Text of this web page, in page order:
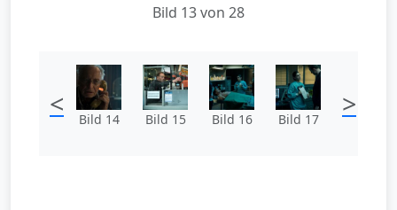
Bild 13 von 28
< Bild 14 Bild 15 Bild 16 Bild 17 >